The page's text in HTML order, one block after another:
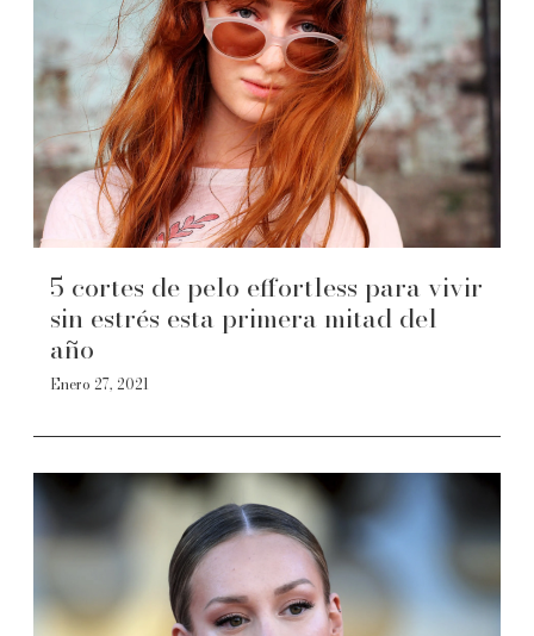
5 cortes de pelo effortless para vivir
sin estrés esta primera mitad del
año
Enero 27, 2021